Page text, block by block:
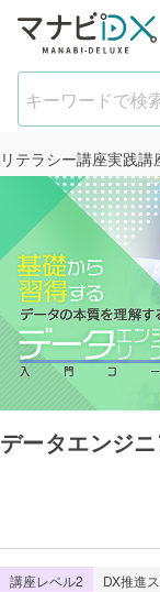
リテラシー講座実践講
データエンジ
講座レベル2 DX推進